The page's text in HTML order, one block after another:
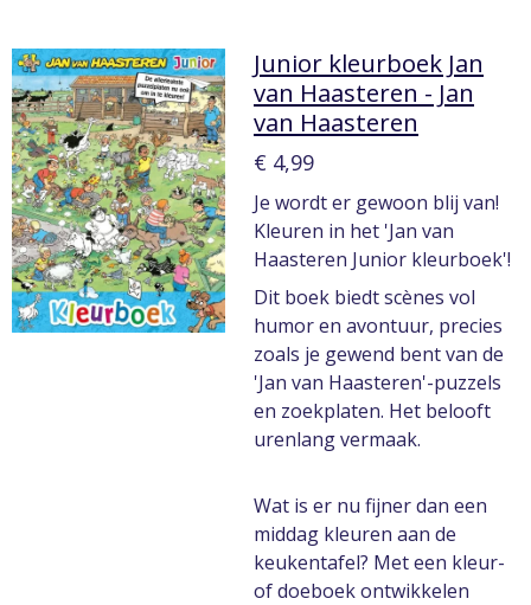
Junior kleurboek Jan
van Haasteren - Jan
van Haasteren
€ 4,99
Je wordt er gewoon blij van!
Kleuren in het 'Jan van
Haasteren Junior kleurboek'!
Dit boek biedt scènes vol
humor en avontuur, precies
zoals je gewend bent van de
'Jan van Haasteren'-puzzels
en zoekplaten. Het belooft
urenlang vermaak.
Wat is er nu fijner dan een
middag kleuren aan de
keukentafel? Met een kleur-
of doeboek ontwikkelen